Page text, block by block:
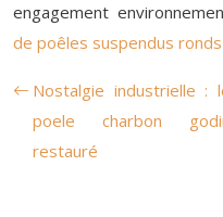
engagement
de poêles suspendus
Nostalgie industrielle :
poele charbon
restauré